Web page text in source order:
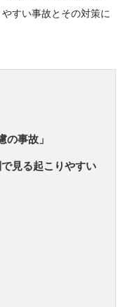
すい事故とその対策に
事故」
見る起こりやすい